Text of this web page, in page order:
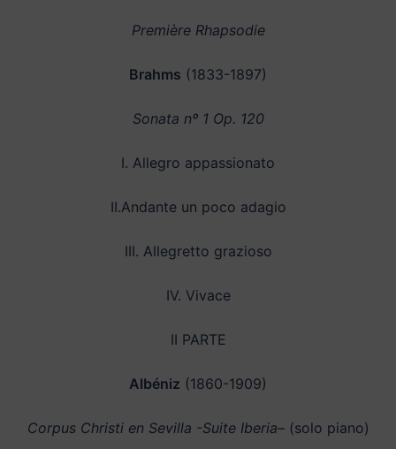
Première Rhapsodie
Brahms (1833-1897)
Sonata nº 1 Op. 120
I. Allegro appassionato
II.Andante un poco adagio
III. Allegretto grazioso
IV. Vivace
II PARTE
Albéniz (1860-1909)
Corpus Christi en Sevilla -Suite Iberia– (solo piano)